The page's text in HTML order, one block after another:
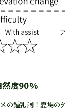
度90%
の鍾乳洞！夏場